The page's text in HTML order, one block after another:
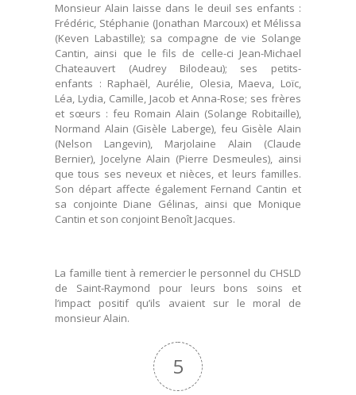
Monsieur Alain laisse dans le deuil ses enfants :
Frédéric, Stéphanie (Jonathan Marcoux) et Mélissa
(Keven Labastille); sa compagne de vie Solange
Cantin, ainsi que le fils de celle-ci Jean-Michael
Chateauvert (Audrey Bilodeau); ses petits-
enfants : Raphaël, Aurélie, Olesia, Maeva, Loïc,
Léa, Lydia, Camille, Jacob et Anna-Rose; ses frères
et sœurs : feu Romain Alain (Solange Robitaille),
Normand Alain (Gisèle Laberge), feu Gisèle Alain
(Nelson Langevin), Marjolaine Alain (Claude
Bernier), Jocelyne Alain (Pierre Desmeules), ainsi
que tous ses neveux et nièces, et leurs familles.
Son départ affecte également Fernand Cantin et
sa conjointe Diane Gélinas, ainsi que Monique
Cantin et son conjoint Benoît Jacques.
La famille tient à remercier le personnel du CHSLD
de Saint-Raymond pour leurs bons soins et
l’impact positif qu’ils avaient sur le moral de
monsieur Alain.
5